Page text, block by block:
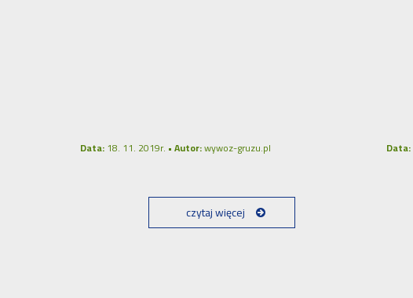
Data:18. 11. 2019r. •Autor:wywoz-gruzu.pl
czytaj więcej
Data: